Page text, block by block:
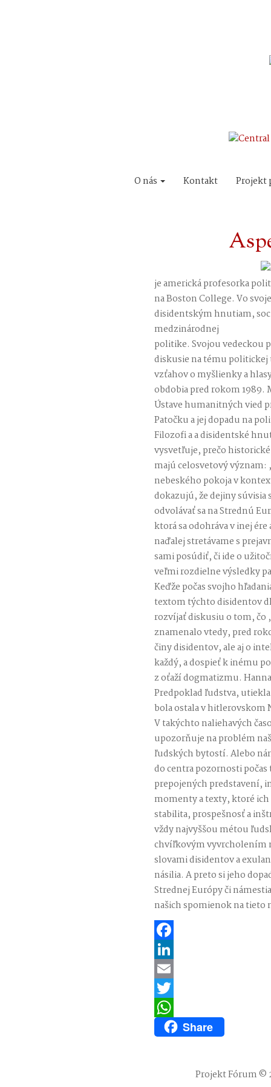
O nás Kontakt Projekt
je americká profesorka
na Boston College. Vo
disidentským hnutiam,
medzinárodnej
politike. Svojou vedeckou
diskusie na tému
vzťahov o myšlienky a
obdobia pred rokom 1989.
Ústave humanitných vied
Patočku a jej dopadu na
Filozofi a a disidentské
vysvetľuje, prečo
majú celosvetový význam:
nebeského pokoja v
dokazujú, že dejiny
odvolávať sa na Strednú
ktorá sa odohráva v inej
naďalej stretávame s
sami posúdiť, či ide o
veľmi rozdielne výsledky
Keďže počas svojho
textom týchto disidentov
rozvíjať diskusiu o tom, čo
znamenalo vtedy, pred
činy disidentov, ale aj o
každý, a dospieť k inému
z oťaží dogmatizmu.
Predpoklad ľudstva,
bola ostala v hitlerovskom
V takýchto naliehavých
upozorňuje na problém
ľudských bytostí. Alebo
do centra pozornosti
prepojených predstavení,
momenty a texty, ktoré
stabilita, prospešnosť a
vždy najvyššou métou
chvíľkovým vyvrcholením
slovami disidentov a
násilia. A preto si jeho
Strednej Európy či
našich spomienok na tieto
Facebook
LinkedIn
Email
Twitter
WhatsAppShare
Projekt Fórum ©